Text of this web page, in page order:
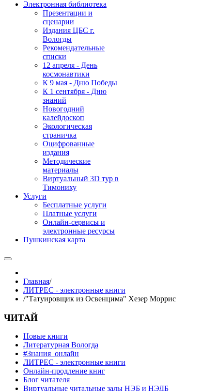
Электронная библиотека
Презентации и
сценарии
Издания ЦБС г.
Вологды
Рекомендательные
списки
12 апреля - День
космонавтики
К 9 мая - Дню Победы
К 1 сентября - Дню
знаний
Новогодний
калейдоскоп
Экологическая
страничка
Оцифрованные
издания
Методические
материалы
Виртуальный 3D тур в
Тимониху
Услуги
Бесплатные услуги
Платные услуги
Онлайн-сервисы и
электронные ресурсы
Пушкинская карта
Главная/
ЛИТРЕС - электронные книги
/"Татуировщик из Освенцима" Хезер Моррис
ЧИТАЙ
Новые книги
Литературная Вологда
#Знания_онлайн
ЛИТРЕС - электронные книги
Онлайн-продление книг
Блог читателя
Виртуальные читальные залы НЭБ и НЭДБ